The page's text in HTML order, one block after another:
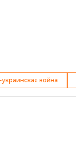
война